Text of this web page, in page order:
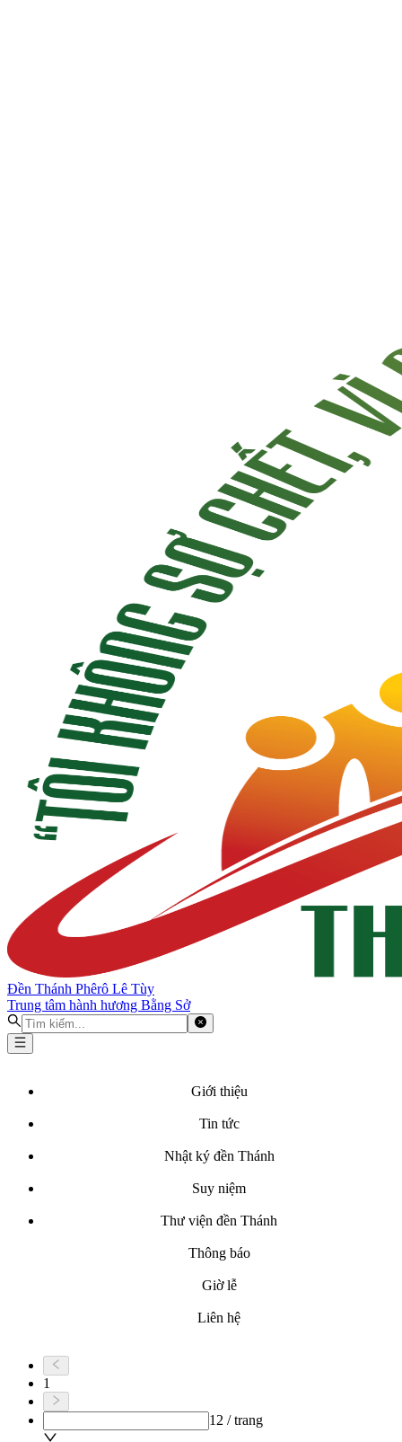
Đền Thánh Phêrô Lê Tùy
Trung tâm hành hương Bằng Sở
Giới thiệu
Tin tức
Nhật ký đền Thánh
Suy niệm
Thư viện đền Thánh
Thông báo
Giờ lễ
Liên hệ
1
12 / trang